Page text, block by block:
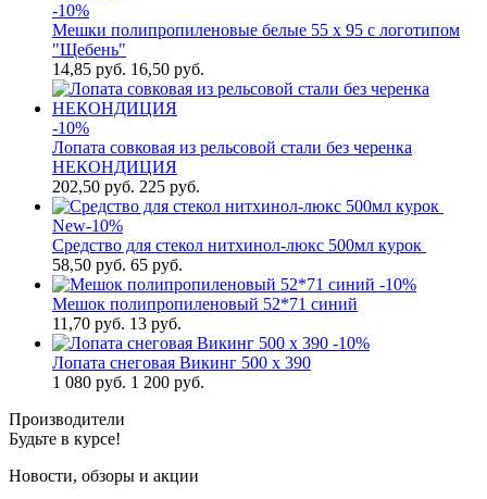
-10%
Мешки полипропиленовые белые 55 x 95 с логотипом
"Щебень"
14,85 руб. 16,50 руб.
-10%
Лопата совковая из рельсовой стали без черенка
НЕКОНДИЦИЯ
202,50 руб. 225 руб.
New-10%
Cредство для стекол нитхинол-люкс 500мл курок
58,50 руб. 65 руб.
-10%
Мешок полипропиленовый 52*71 синий
11,70 руб. 13 руб.
-10%
Лопата снеговая Викинг 500 х 390
1 080 руб. 1 200 руб.
Производители
Будьте в курсе!
Новости, обзоры и акции